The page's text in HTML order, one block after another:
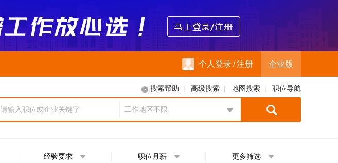
个人登录/注册 企业版
搜索帮助 | 高级搜索 | 地图搜索 | 职位导航
请输入职位或企业关键字 工作地区不限
经验要求 职位月薪 更多筛选